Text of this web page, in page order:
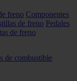
freno Componentes
de freno Pedales
de freno
de combustible